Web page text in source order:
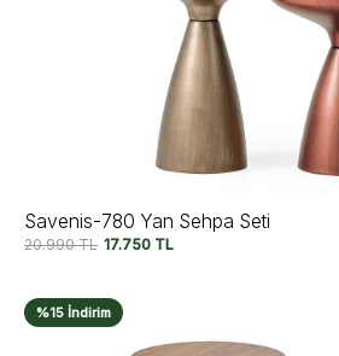
Savenis-780 Yan Sehpa Seti
20.990TL 17.750 TL
%15 İndirim